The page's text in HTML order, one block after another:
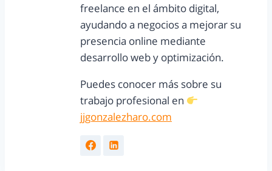
freelance en el ámbito digital,
ayudando a negocios a mejorar su
presencia online mediante
desarrollo web y optimización.
Puedes conocer más sobre su
trabajo profesional en
jjgonzalezharo.com